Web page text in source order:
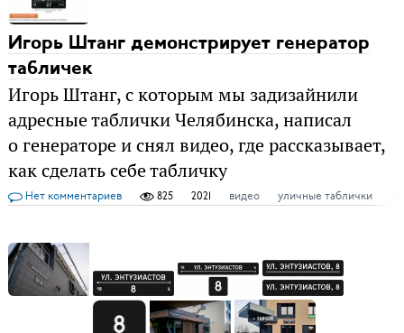
Игорь Штанг демонстрирует генератор
табличек
Игорь Штанг, с которым мы задизайнили
адресные таблички Челябинска, написал
о генераторе и снял видео, где рассказывает,
как сделать себе табличку
Нет комментариев 825 2021 видео уличные таблички